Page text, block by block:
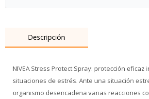
Descripción
NIVEA Stress Protect Spray: protección eficaz
situaciones de estrés. Ante una situación
organismo desencadena varias reacciones